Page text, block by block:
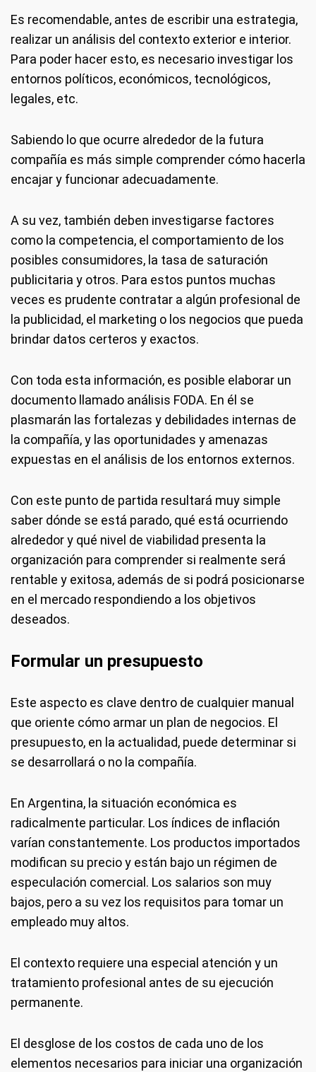
Es recomendable, antes de escribir una estrategia,
realizar un análisis del contexto exterior e interior.
Para poder hacer esto, es necesario investigar los
entornos políticos, económicos, tecnológicos,
legales, etc.
Sabiendo lo que ocurre alrededor de la futura
compañía es más simple comprender cómo hacerla
encajar y funcionar adecuadamente.
A su vez, también deben investigarse factores
como la competencia, el comportamiento de los
posibles consumidores, la tasa de saturación
publicitaria y otros. Para estos puntos muchas
veces es prudente contratar a algún profesional de
la publicidad, el marketing o los negocios que pueda
brindar datos certeros y exactos.
Con toda esta información, es posible elaborar un
documento llamado análisis FODA. En él se
plasmarán las fortalezas y debilidades internas de
la compañía, y las oportunidades y amenazas
expuestas en el análisis de los entornos externos.
Con este punto de partida resultará muy simple
saber dónde se está parado, qué está ocurriendo
alrededor y qué nivel de viabilidad presenta la
organización para comprender si realmente será
rentable y exitosa, además de si podrá posicionarse
en el mercado respondiendo a los objetivos
deseados.
Formular un presupuesto
Este aspecto es clave dentro de cualquier manual
que oriente cómo armar un plan de negocios. El
presupuesto, en la actualidad, puede determinar si
se desarrollará o no la compañía.
En Argentina, la situación económica es
radicalmente particular. Los índices de inflación
varían constantemente. Los productos importados
modifican su precio y están bajo un régimen de
especulación comercial. Los salarios son muy
bajos, pero a su vez los requisitos para tomar un
empleado muy altos.
El contexto requiere una especial atención y un
tratamiento profesional antes de su ejecución
permanente.
El desglose de los costos de cada uno de los
elementos necesarios para iniciar una organización